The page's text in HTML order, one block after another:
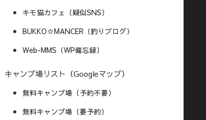
キモ猫カフェ（疑似SNS）
BUKKO☆MANCER（釣りブログ）
Web-MMS（WP備忘録）
キャンプ場リスト（Googleマップ）
無料キャンプ場（予約不要）
無料キャンプ場（要予約）